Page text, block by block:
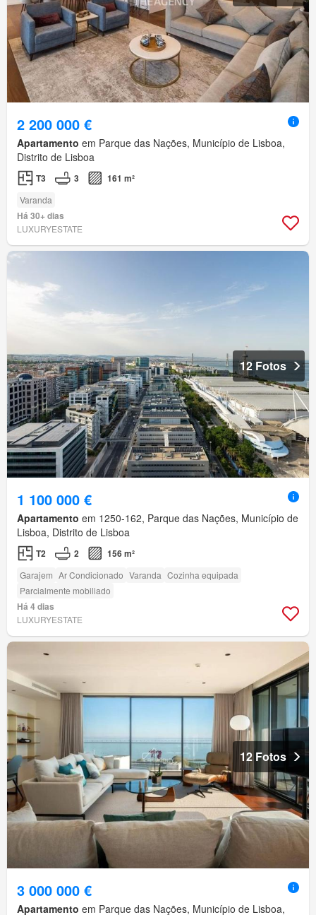
2 200 000 €
Apartamento em Parque das Nações, Município de Lisboa,
Distrito de Lisboa
T3 3 161 m²
Varanda
Há 30+ dias
LUXURYESTATE
12 Fotos
1 100 000 €
Apartamento em 1250-162, Parque das Nações, Município de
Lisboa, Distrito de Lisboa
T2 2 156 m²
Garajem Ar Condicionado Varanda Cozinha equipada
Parcialmente mobiliado
Há 4 dias
LUXURYESTATE
12 Fotos
3 000 000 €
Apartamento em Parque das Nações, Município de Lisboa,